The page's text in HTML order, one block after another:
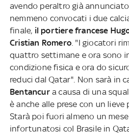
avendo peraltro già
nemmeno convocati i due
finale, il portiere francese
Cristian Romero . "I giocatori
quattro settimane e ora sono
condizione fisica e ora do
reduci dal Qatar". Non sarà in
Bentancura causa di una
è anche alle prese con un lieve
Starà poi fuori almeno un mese
infortunatosi col Brasile in